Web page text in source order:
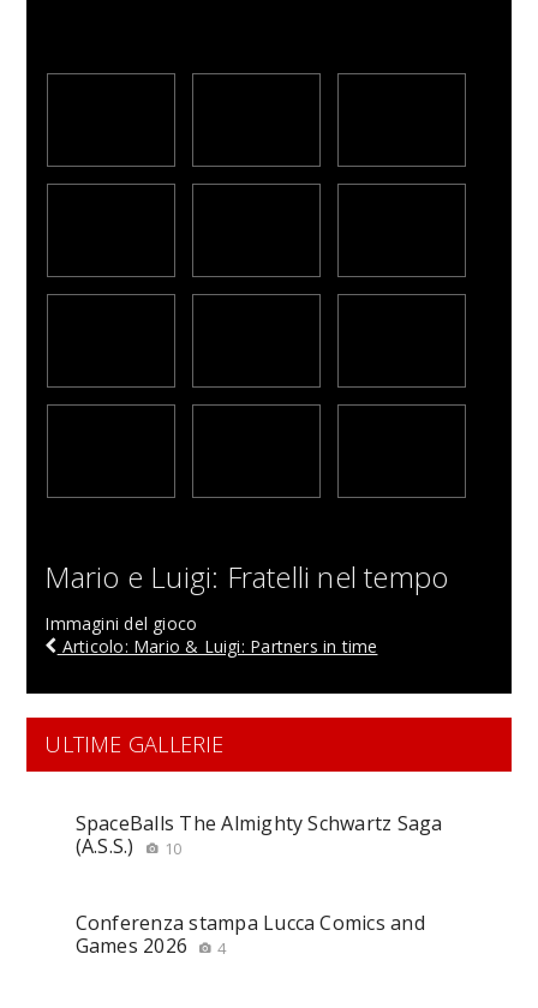
Mario e Luigi: Fratelli nel tempo
Immagini del gioco
Articolo: Mario & Luigi: Partners in time
ULTIME GALLERIE
SpaceBalls The Almighty Schwartz Saga
(A.S.S.)
10
Conferenza stampa Lucca Comics and
Games 2026
4